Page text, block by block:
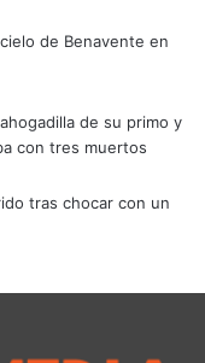
de Benavente en
de su primo y
con tres muertos
tras chocar con un